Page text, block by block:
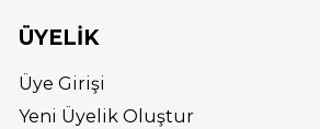
ÜYELİK
Üye Girişi
Yeni Üyelik Oluştur